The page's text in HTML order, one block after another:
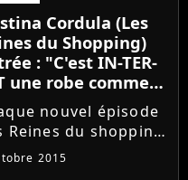
un petit jeu
Cordula (Les
du Shopping)
: "C'est IN-TER-
une robe comme
nouvel épisode
Reines du shopping
un régal pour les
2015